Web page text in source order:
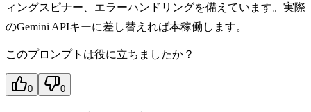
ィングスピナー、エラーハンドリングを備えています。実際
のGemini APIキーに差し替えれば本稼働します。
このプロンプトは役に立ちましたか？
0 0